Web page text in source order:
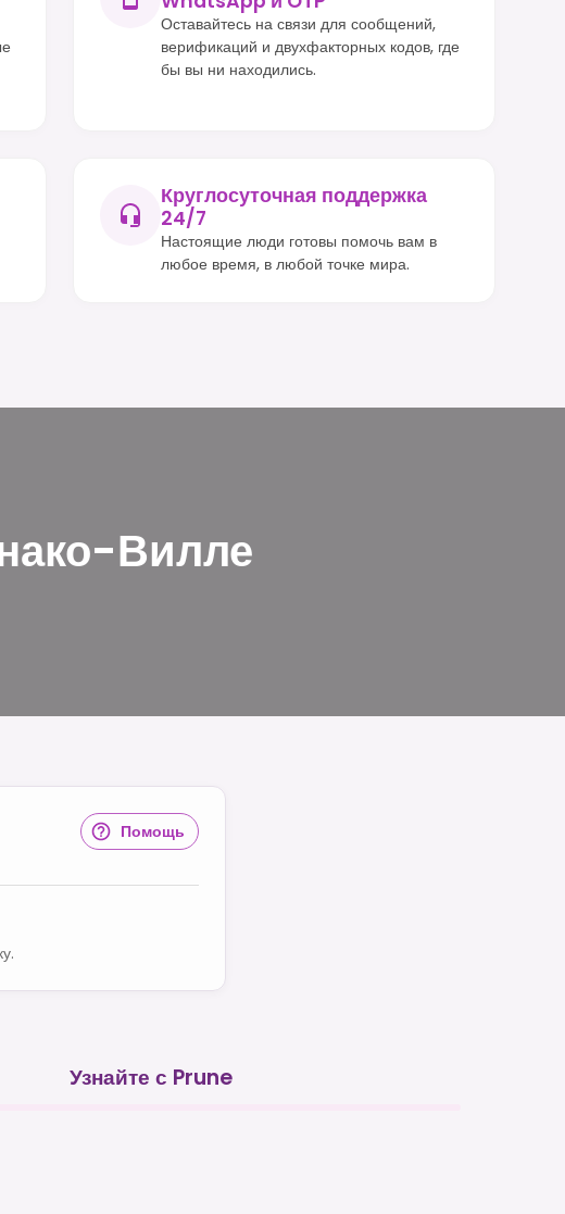
Оставайтесь на связи для сообщений,
верификаций и двухфакторных кодов, где
бы вы ни находились.
Круглосуточная поддержка
24/7
Настоящие люди готовы помочь вам в
любое время, в любой точке мира.
Вилле
Помощь
Узнайте с Prune